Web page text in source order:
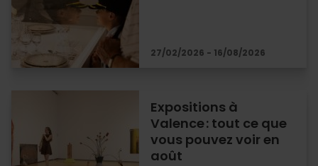
27/02/2026 - 16/08/2026
Expositions à
Valence : tout ce que
vous pouvez voir en
août